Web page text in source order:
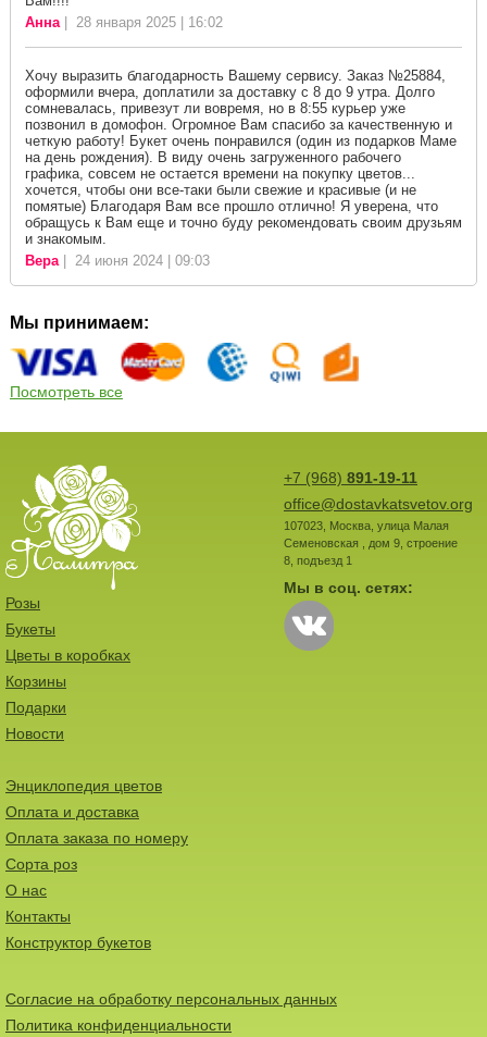
Анна| 28 января 2025 | 16:02
Хочу выразить благодарность Вашему сервису. Заказ №25884,
оформили вчера, доплатили за доставку с 8 до 9 утра. Долго
сомневалась, привезут ли вовремя, но в 8:55 курьер уже
позвонил в домофон. Огромное Вам спасибо за качественную и
четкую работу! Букет очень понравился (один из подарков Маме
на день рождения). В виду очень загруженного рабочего
графика, совсем не остается времени на покупку цветов...
хочется, чтобы они все-таки были свежие и красивые (и не
помятые) Благодаря Вам все прошло отлично! Я уверена, что
обращусь к Вам еще и точно буду рекомендовать своим друзьям
и знакомым.
Вера| 24 июня 2024 | 09:03
Мы принимаем:
Посмотреть все
+7 (968) 891-19-11
office@dostavkatsvetov.org
107023, Москва, улица Малая
Семеновская , дом 9, строение
8, подъезд 1
Мы в соц. сетях:
Розы
Букеты
Цветы в коробках
Корзины
Подарки
Новости
Энциклопедия цветов
Оплата и доставка
Оплата заказа по номеру
Сорта роз
О нас
Контакты
Конструктор букетов
Согласие на обработку персональных данных
Политика конфиденциальности